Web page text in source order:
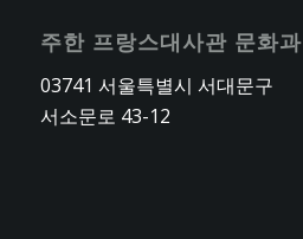
주한 프랑스대사관 문화과
03741 서울특별시 서대문구
서소문로 43-12